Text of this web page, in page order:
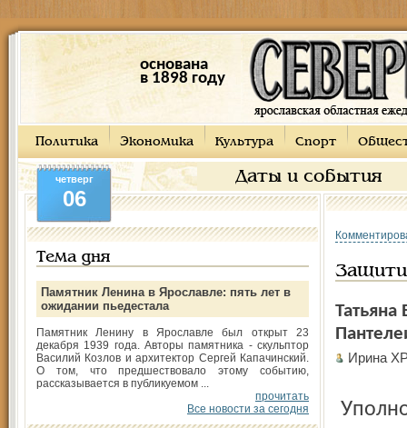
основана
в 1898 году
Политика Экономика Культура Спорт
Даты и события
четверг
06
Тема дня
Памятник Ленина в Ярославле: пять лет в
ожидании пьедестала
Памятник Ленину в Ярославле был открыт 23
декабря 1939 года. Авторы памятника - скульптор
Василий Козлов и архитектор Сергей Капачинский.
О том, что предшествовало этому событию,
рассказывается в публикуемом ...
прочитать
Все новости за сегодня
Ирина
Уполномоченный по правам ребёнка в Ярославской